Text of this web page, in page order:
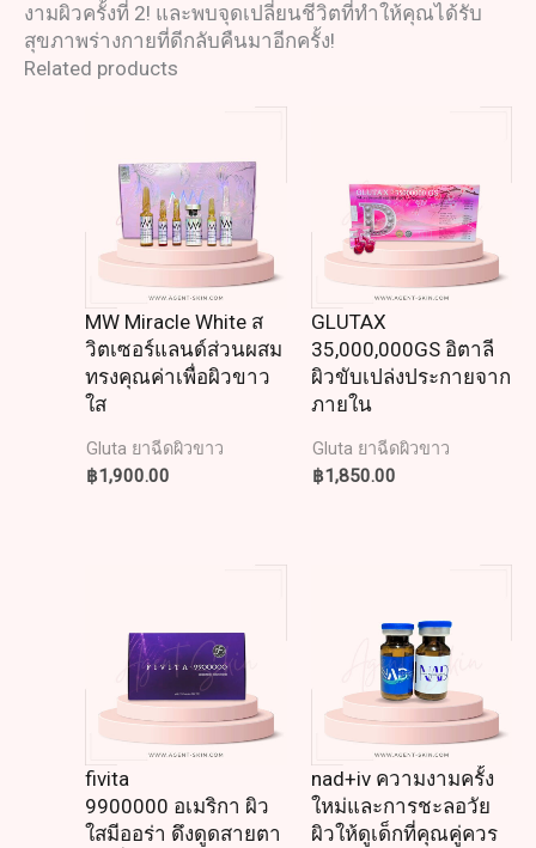
งามผิวครั้งที่ 2! และพบจุดเปลี่ยนชีวิตที่ทำให้คุณได้รับ
สุขภาพร่างกายที่ดีกลับคืนมาอีกครั้ง!
Related products
MW Miracle White ส
วิตเซอร์แลนด์ส่วนผสม
ทรงคุณค่าเพื่อผิวขาว
ใส
Gluta ยาฉีดผิวขาว
฿1,900.00
GLUTAX
35,000,000GS อิตาลี
ผิวขับเปล่งประกายจาก
ภายใน
Gluta ยาฉีดผิวขาว
฿1,850.00
fivita
9900000 อเมริกา ผิว
ใสมีออร่า ดึงดูดสายตา
nad+iv ความงามครั้ง
ใหม่และการชะลอวัย
ผิวให้ดูเด็กที่คุณคู่ควร